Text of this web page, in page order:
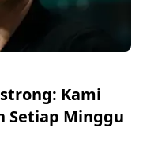
Kami
Setiap Minggu